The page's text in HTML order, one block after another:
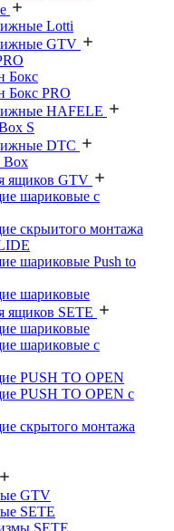
Lotti
GTV
Бокс
Бокс PRO
HAFELE
S
DTC
Box
ящиков GTV
шариковые с
скрыитого монтажа
шариковые Push to
шариковые
ящиков SETE
шариковые
шариковые с
PUSH TO OPEN
PUSH TO OPEN с
скрытого монтажа
GTV
SETE
SETE